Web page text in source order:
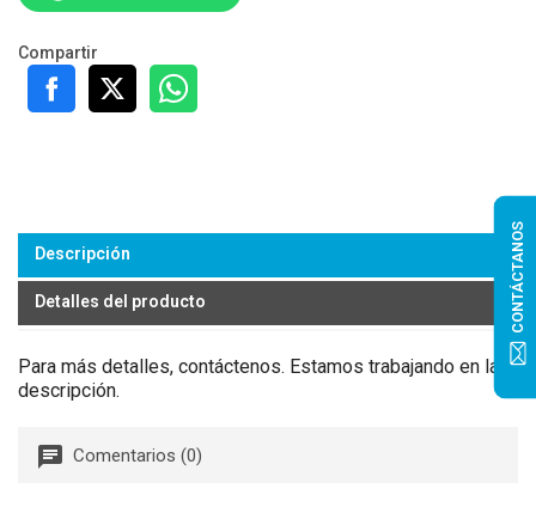
Compartir
Descripción
Detalles del producto
Para más detalles, contáctenos. Estamos trabajando en la
descripción.
Comentarios (0)
CONTÁCTANOS